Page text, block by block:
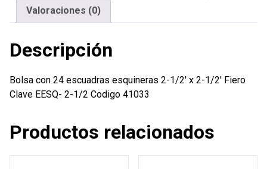
Fiero
Valoraciones (0)
Descripción
Bolsa con 24 escuadras esquineras 2-1/2′ x 2-1/2′ Fiero
Clave EESQ- 2-1/2 Codigo 41033
Productos relacionados